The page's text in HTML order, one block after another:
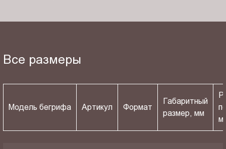
Все размеры
Модель бегрифа Артикул Формат
Габаритный
размер, мм